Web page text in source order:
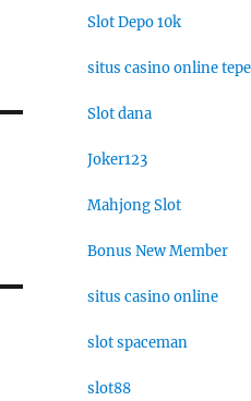
Slot Depo 10k
situs casino online
Slot dana
Joker123
Mahjong Slot
Bonus New Member
situs casino online
slot spaceman
slot88